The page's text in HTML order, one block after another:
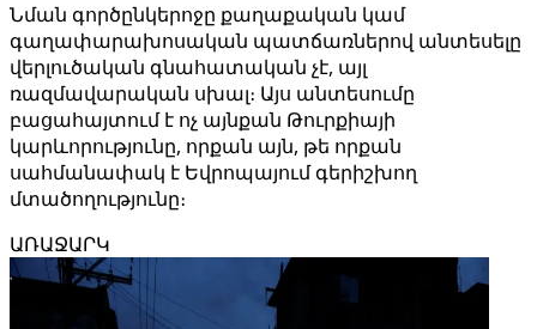
Նման գործընկերոջը քաղաքական կամ
գաղափարախոսական պատճառներով անտեսելը
վերլուծական գնահատական ​​չէ, այլ
ռազմավարական սխալ։ Այս անտեսումը
բացահայտում է ոչ այնքան Թուրքիայի
կարևորությունը, որքան այն, թե որքան
սահմանափակ է Եվրոպայում գերիշխող
մտածողությունը։
ԱՌԱՋԱՐԿ